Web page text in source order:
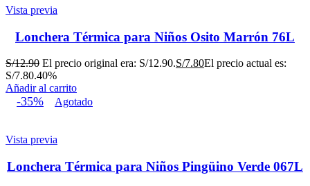
Vista previa
Lonchera Térmica para Niños Osito Marrón 76L
S/12.90 El precio original era: S/12.90.S/7.80El precio actual es:
S/7.80.40%
Añadir al carrito
-35% Agotado
Vista previa
Lonchera Térmica para Niños Pingüino Verde 067L